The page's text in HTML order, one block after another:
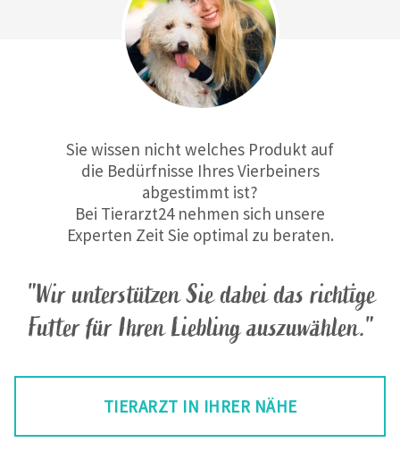
"Wir unterstützen Sie dabei das richtige
Futter für Ihren Liebling auszuwählen."
Sie wissen nicht welches Produkt auf
die Bedürfnisse Ihres Vierbeiners
abgestimmt ist?
Bei Tierarzt24 nehmen sich unsere
Experten Zeit Sie optimal zu beraten.
TIERARZT IN IHRER NÄHE